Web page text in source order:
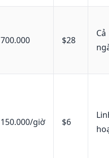
700.000 $28
Cả
150.000/giờ $6